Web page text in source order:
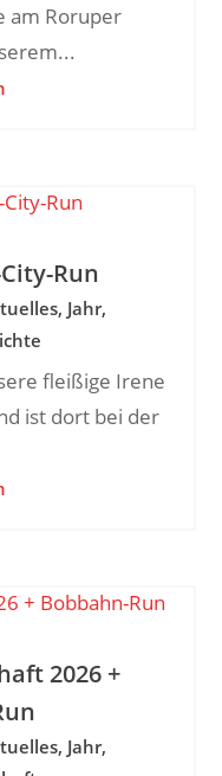
am Roruper
Run
, Jahr,
fleißige Irene
ist dort bei der
2026 +
, Jahr,